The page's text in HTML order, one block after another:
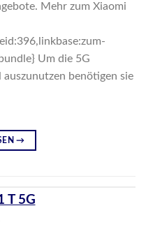
Mehr zum Xiaomi
Um die 5G
benötigen sie
→
T 5G